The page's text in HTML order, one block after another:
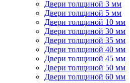
Двери толщиной 3 мм
Двери толщиной 5 мм
Двери толщиной 10 мм
Двери толщиной 30 мм
Двери толщиной 35 мм
Двери толщиной 40 мм
Двери толщиной 45 мм
Двери толщиной 50 мм
Двери толщиной 60 мм